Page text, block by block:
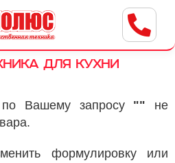
техники
ул. Пушкарева, 8a
для кухни
Вашему запросу "" не
формулировку или